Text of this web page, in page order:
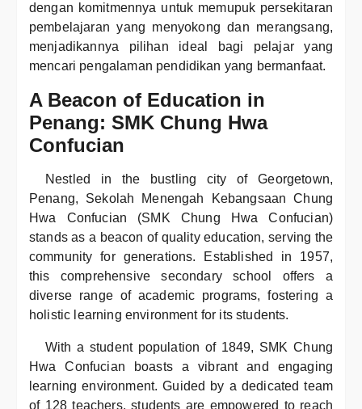
dengan komitmennya untuk memupuk persekitaran
pembelajaran yang menyokong dan merangsang,
menjadikannya pilihan ideal bagi pelajar yang
mencari pengalaman pendidikan yang bermanfaat.
A Beacon of Education in
Penang: SMK Chung Hwa
Confucian
Nestled in the bustling city of Georgetown,
Penang, Sekolah Menengah Kebangsaan Chung
Hwa Confucian (SMK Chung Hwa Confucian)
stands as a beacon of quality education, serving the
community for generations. Established in 1957,
this comprehensive secondary school offers a
diverse range of academic programs, fostering a
holistic learning environment for its students.
With a student population of 1849, SMK Chung
Hwa Confucian boasts a vibrant and engaging
learning environment. Guided by a dedicated team
of 128 teachers, students are empowered to reach